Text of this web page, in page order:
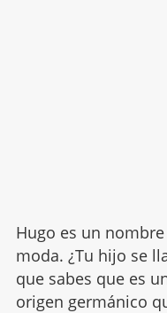
Hugo es un
moda. ¿Tu hijo se
que sabes que es
origen germánico